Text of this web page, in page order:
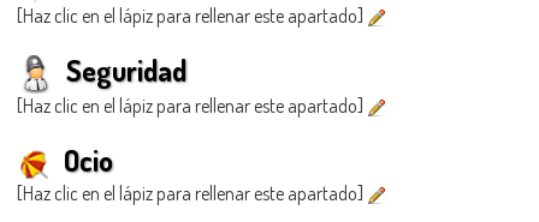
[Haz clic en el lápiz para rellenar este apartado]
Seguridad
[Haz clic en el lápiz para rellenar este apartado]
Ocio
[Haz clic en el lápiz para rellenar este apartado]